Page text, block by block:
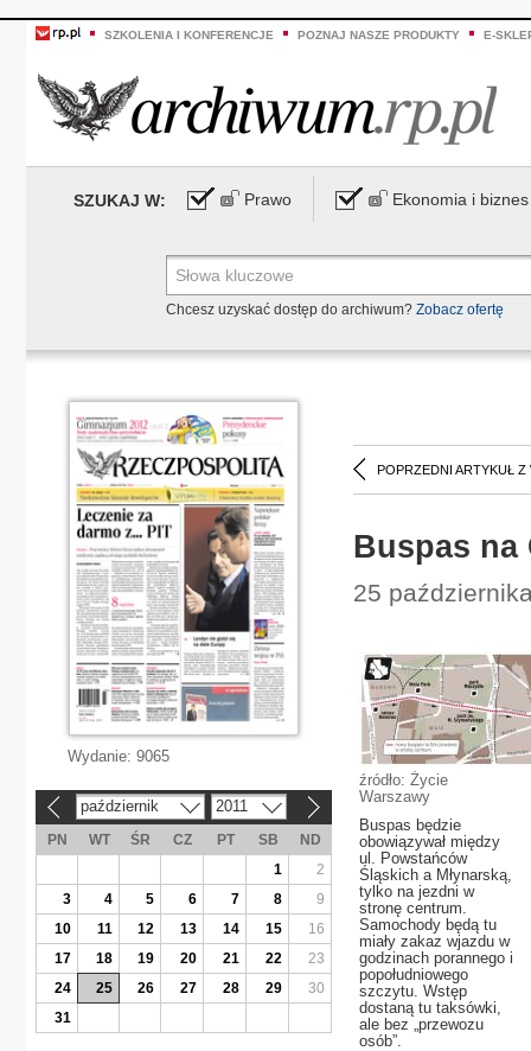
SZKOLENIA I KONFERENCJE POZNAJ NASZE PRODUKTY E-
SZUKAJ W: Prawo Ekonomia i biznes
Chcesz uzyskać dostęp do archiwum? Zobacz ofertę
POPRZEDNI ARTYKUŁ Z
Buspas na
25
źródło: Życie
Warszawy
Buspas będzie
obowiązywał między
ul. Powstańców
Śląskich a Młynarską,
tylko na jezdni w
stronę centrum.
Samochody będą tu
miały zakaz wjazdu w
godzinach porannego i
popołudniowego
szczytu. Wstęp
dostaną tu taksówki,
ale bez „przewozu
osób”.
Wydanie: 9065
październik 2011
PN WT ŚR CZ PT SB
ND
1
2
3
4 5 6 7 8
9
10
11 12 13 14 15
16
17
18 19 20 21 22
23
24
25 26 27 28 29
30
31